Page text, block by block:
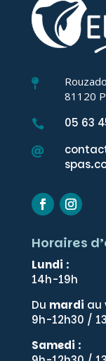

81120
 05 63

Horaires
Lundi :
14h-19h
Du mardi au
9h-12h30 /
Samedi :